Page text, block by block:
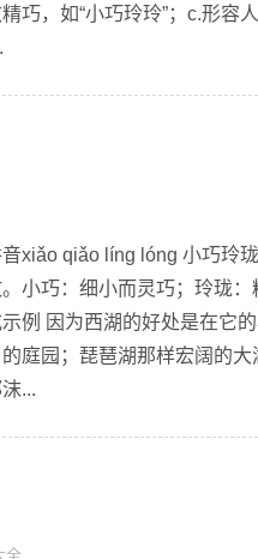
巧，如“小巧玲玲”；c.形容
xiǎo qiǎo líng lóng 小巧玲
小巧：细小而灵巧；玲珑：
例 因为西湖的好处是在它
庭园；琵琶湖那样宏阔的
...
全